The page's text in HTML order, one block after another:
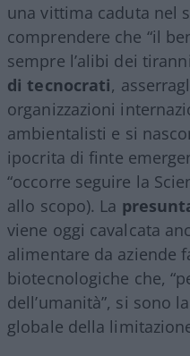
una vittima caduta nel
comprendere che “il
sempre l’alibi dei
di tecnocrati,
organizzazioni
ambientalisti e si
ipocrita di finte
“occorre seguire la
allo scopo). La
viene oggi cavalcata
alimentare da aziende
biotecnologiche che,
dell’umanità”, si sono
globale della